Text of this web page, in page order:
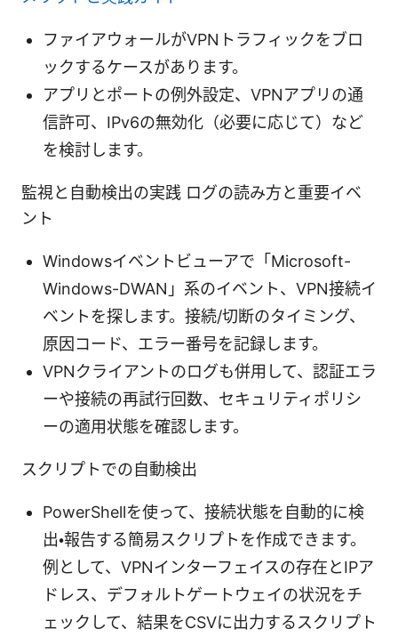
ファイアウォールがVPNトラフィックをブロ
ックするケースがあります。
アプリとポートの例外設定、VPNアプリの通
信許可、IPv6の無効化（必要に応じて）など
を検討します。
監視と自動検出の実践 ログの読み方と重要イベ
ント
Windowsイベントビューアで「Microsoft-
Windows-DWAN」系のイベント、VPN接続イ
ベントを探します。接続/切断のタイミング、
原因コード、エラー番号を記録します。
VPNクライアントのログも併用して、認証エラ
ーや接続の再試行回数、セキュリティポリシ
ーの適用状態を確認します。
スクリプトでの自動検出
PowerShellを使って、接続状態を自動的に検
出・報告する簡易スクリプトを作成できます。
例として、VPNインターフェイスの存在とIPア
ドレス、デフォルトゲートウェイの状況をチ
ェックして、結果をCSVに出力するスクリプト